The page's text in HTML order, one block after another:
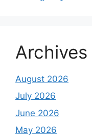
Archives
August 2026
July 2026
June 2026
May 2026